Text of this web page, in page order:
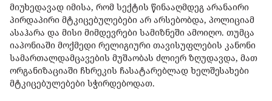
მიუხედავად იმისა, რომ სექტის წინააღმდეგ არანაირი
პირდაპირი მტკიცებულებები არ არსებობდა, პოლიციამ
ასაჰარა და მისი მიმდევრები სამიზნეში ამოიღო. თუმცა
იაპონიაში მოქმედი რელიგიური თავისუფლების კანონი
სამართალდამცავების მუშაობას ძლიერ ზღუდავდა, მათ
ორგანიზაციაში ჩხრეკის ჩასატარებლად ხელშესახები
მტკიცებულებები სჭირდებოდათ.